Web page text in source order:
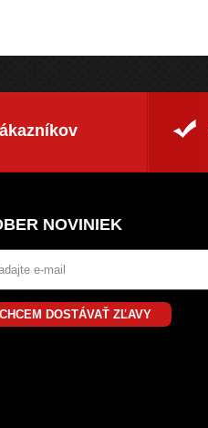
NOVINIEK
CHCEM DOSTÁVAŤ ZĽAVY